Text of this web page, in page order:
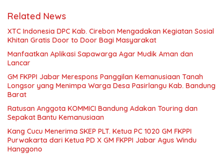
Related News
XTC Indonesia DPC Kab. Cirebon Mengadakan Kegiatan Sosial
Khitan Gratis Door to Door Bagi Masyarakat
Manfaatkan Aplikasi Sapawarga Agar Mudik Aman dan
Lancar
GM FKPPI Jabar Merespons Panggilan Kemanusiaan Tanah
Longsor yang Menimpa Warga Desa Pasirlangu Kab. Bandung
Barat
Ratusan Anggota KOMMICI Bandung Adakan Touring dan
Sepakat Bantu Kemanusiaan
Kang Cucu Menerima SKEP PLT. Ketua PC 1020 GM FKPPI
Purwakarta dari Ketua PD X GM FKPPI Jabar Agus Windu
Hanggono